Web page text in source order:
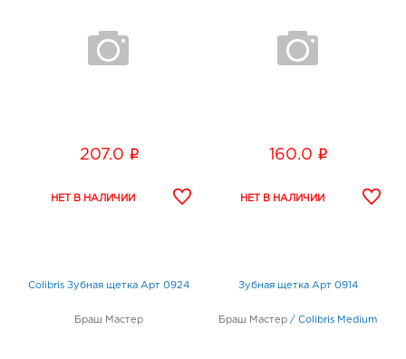
207.0 i 160.0 i
Colibris Зубная щетка Арт 0924
Браш Мастер
Зубная щетка Арт 0914
Браш Мастер / Colibris Medium